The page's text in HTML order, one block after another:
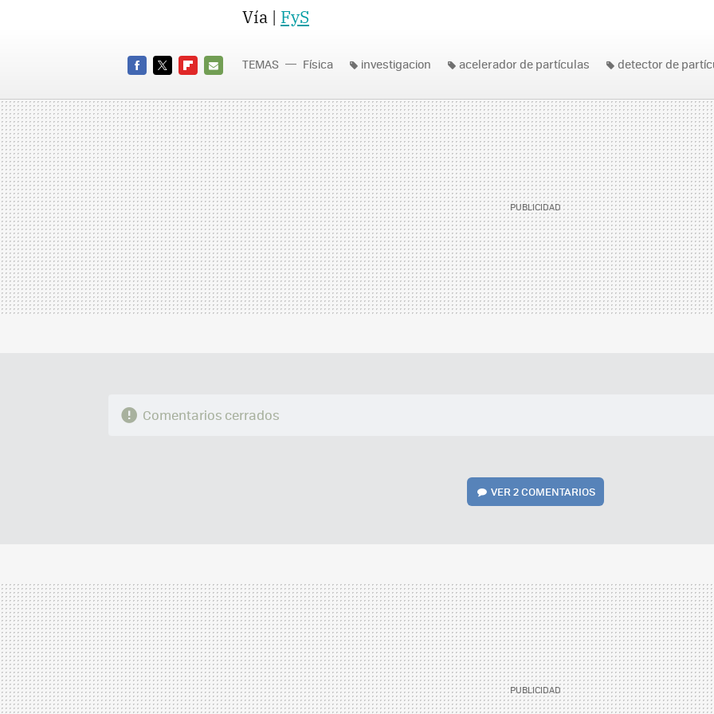
Vía | FyS
MAIL
TEMAS Física investigacion acelerador de partículas detector de
Comentarios cerrados
VER2 COMENTARIOS